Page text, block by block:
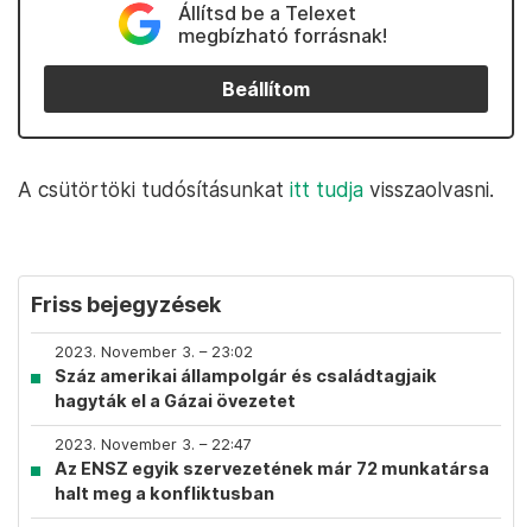
Állítsd be a Telexet
megbízható forrásnak!
Beállítom
A csütörtöki tudósításunkat itt tudja visszaolvasni.
Friss bejegyzések
2023. November 3. – 23:02
Száz amerikai állampolgár és családtagjaik
hagyták el a Gázai övezetet
2023. November 3. – 22:47
Az ENSZ egyik szervezetének már 72 munkatársa
halt meg a konfliktusban